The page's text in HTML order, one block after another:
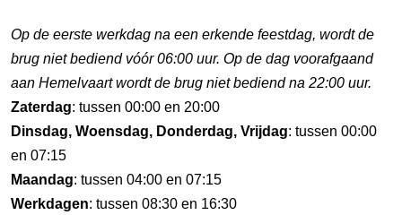
Op de eerste werkdag na een erkende feestdag, wordt de
brug niet bediend vóór 06:00 uur. Op de dag voorafgaand
aan Hemelvaart wordt de brug niet bediend na 22:00 uur.
Zaterdag: tussen 00:00 en 20:00
Dinsdag, Woensdag, Donderdag, Vrijdag: tussen 00:00
en 07:15
Maandag: tussen 04:00 en 07:15
Werkdagen: tussen 08:30 en 16:30